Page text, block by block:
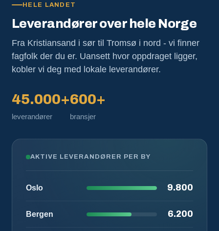
HELE LANDET
Leverandører over hele Norge
Fra Kristiansand i sør til Tromsø i nord - vi finner
fagfolk der du er. Uansett hvor oppdraget ligger,
kobler vi deg med lokale leverandører.
45.000+
leverandører
600+
bransjer
AKTIVE LEVERANDØRER PER BY
Oslo 9.800
Bergen 6.200